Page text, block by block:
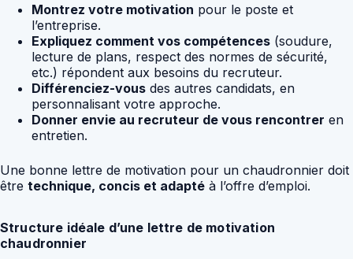
Montrez votre motivation pour le poste et
l’entreprise.
Expliquez comment vos compétences (soudure,
lecture de plans, respect des normes de sécurité,
etc.) répondent aux besoins du recruteur.
Différenciez-vous des autres candidats, en
personnalisant votre approche.
Donner envie au recruteur de vous rencontrer en
entretien.
Une bonne lettre de motivation pour un chaudronnier doit
être technique, concis et adapté à l’offre d’emploi.
Structure idéale d’une lettre de motivation
chaudronnier